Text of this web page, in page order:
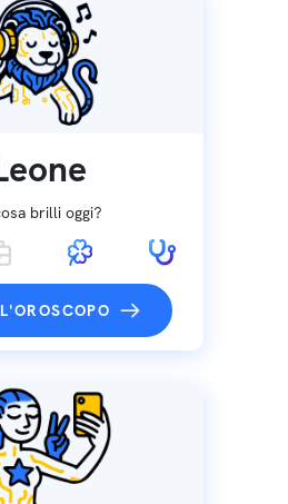
brilli oggi?